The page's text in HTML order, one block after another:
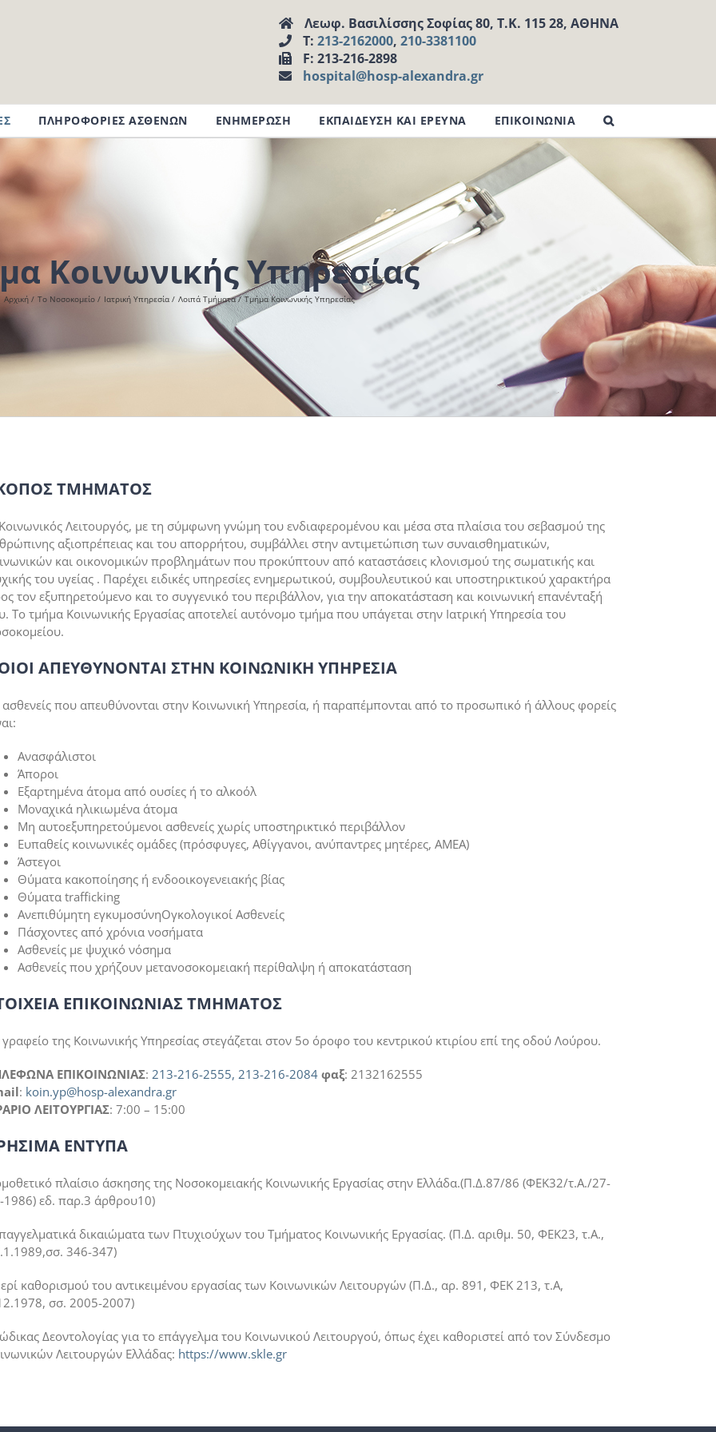
Λεωφ. Βασιλίσσης Σοφίας 80, Τ.Κ. 115 28, ΑΘΗΝΑ
Τ: 213-2162000, 210-3381100
F: 213-216-2898
hospital@hosp-alexandra.gr
ΠΛΗΡΟΦΟΡΙΕΣ ΑΣΘΕΝΩΝ ΕΝΗΜΕΡΩΣΗ ΕΚΠΑΙΔΕΥΣΗ ΚΑΙ ΕΡΕΥΝΑ ΕΠΙΚΟΙΝΩΝΙΑ
Κοινωνικής Υπηρεσίας
Αρχική Το Νοσοκομείο Ιατρική Υπηρεσία Λοιπά Τμήματα Τμήμα Κοινωνικής Υπηρεσίας
ΤΜΗΜΑΤΟΣ
Λειτουργός, με τη σύμφωνη γνώμη του ενδιαφερομένου και μέσα στα πλαίσια του σεβασμού της
αξιοπρέπειας και του απορρήτου, συμβάλλει στην αντιμετώπιση των συναισθηματικών,
και οικονομικών προβλημάτων που προκύπτουν από καταστάσεις κλονισμού της σωματικής και
του υγείας . Παρέχει ειδικές υπηρεσίες ενημερωτικού, συμβουλευτικού και υποστηρικτικού χαρακτήρα
τον εξυπηρετούμενο και το συγγενικό του περιβάλλον, για την αποκατάσταση και κοινωνική επανένταξή
Το τμήμα Κοινωνικής Εργασίας αποτελεί αυτόνομο τμήμα που υπάγεται στην Ιατρική Υπηρεσία του
ΑΠΕΥΘΥΝΟΝΤΑΙ ΣΤΗΝ ΚΟΙΝΩΝΙΚΗ ΥΠΗΡΕΣΙΑ
ασθενείς που απευθύνονται στην Κοινωνική Υπηρεσία, ή παραπέμπονται από το προσωπικό ή άλλους φορείς
Ανασφάλιστοι
Άποροι
Εξαρτημένα άτομα από ουσίες ή το αλκοόλ
Μοναχικά ηλικιωμένα άτομα
Mη αυτοεξυπηρετούμενοι ασθενείς χωρίς υποστηρικτικό περιβάλλον
Ευπαθείς κοινωνικές ομάδες (πρόσφυγες, Αθίγγανοι, ανύπαντρες μητέρες, ΑΜΕΑ)
Άστεγοι
Θύματα κακοποίησης ή ενδοοικογενειακής βίας
Θύματα trafficking
Ανεπιθύμητη εγκυμοσύνηΟγκολογικοί Ασθενείς
Πάσχοντες από χρόνια νοσήματα
Ασθενείς με ψυχικό νόσημα
Ασθενείς που χρήζουν μετανοσοκομειακή περίθαλψη ή αποκατάσταση
ΕΠΙΚΟΙΝΩΝΙΑΣ ΤΜΗΜΑΤΟΣ
της Κοινωνικής Υπηρεσίας στεγάζεται στον 5ο όροφο του κεντρικού κτιρίου επί της οδού Λούρου.
ΕΠΙΚΟΙΝΩΝΙΑΣ: 213-216-2555, 213-216-2084 φαξ: 2132162555
: koin.yp@hosp-alexandra.gr
ΛΕΙΤΟΥΡΓΙΑΣ: 7:00 – 15:00
ΕΝΤΥΠΑ
πλαίσιο άσκησης της Νοσοκομειακής Κοινωνικής Εργασίας στην Ελλάδα.(Π.Δ.87/86 (ΦΕΚ32/τ.Α./27-
1986) εδ. παρ.3 άρθρου10)
δικαιώματα των Πτυχιούχων του Τμήματος Κοινωνικής Εργασίας. (Π.Δ. αριθμ. 50, ΦΕΚ23, τ.Α.,
346-347)
καθορισμού του αντικειμένου εργασίας των Κοινωνικών Λειτουργών (Π.Δ., αρ. 891, ΦΕΚ 213, τ.Α,
σσ. 2005-2007)
Δεοντολογίας για το επάγγελμα του Κοινωνικού Λειτουργού, όπως έχει καθοριστεί από τον Σύνδεσμο
Λειτουργών Ελλάδας: https://www.skle.gr